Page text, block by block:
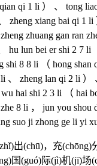
qi 1 li ） 、 tong
zheng xiang bai qi 1
zhuang gan ran
lun bei er shi 2 7 li
8 8 li （ hong
、 zheng lan qi 2 li
hai shi 2 3 li （ hai
8 li ， jun you
suo ji zhong ge li yi
出(chū)，充
国(guó)际(jì)机(jī)场